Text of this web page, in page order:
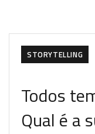
LIVROS
STORYTELLING
Todos
Qual é a